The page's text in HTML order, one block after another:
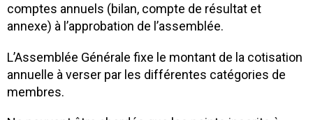
comptes annuels (bilan, compte de résultat et
annexe) à l’approbation de l’assemblée.
L’Assemblée Générale fixe le montant de la cotisation
annuelle à verser par les différentes catégories de
membres.